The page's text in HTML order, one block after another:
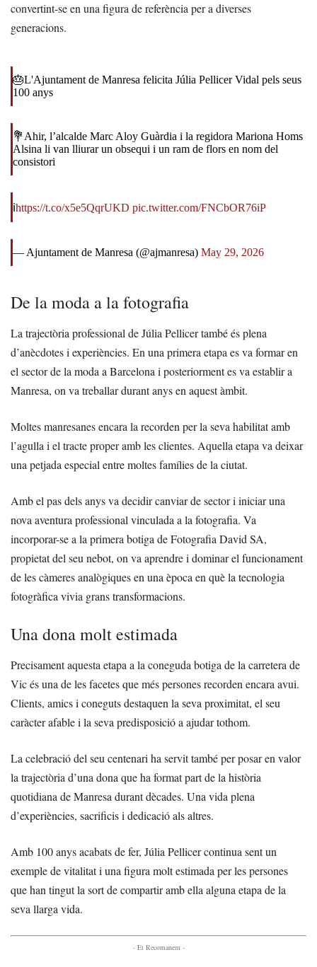
convertint-se en una figura de referència per a diverses
generacions.
🎂L'Ajuntament de Manresa felicita Júlia Pellicer Vidal pels seus
100 anys
💐Ahir, l’alcalde Marc Aloy Guàrdia i la regidora Mariona Homs
Alsina li van lliurar un obsequi i un ram de flors en nom del
consistori
ℹ️https://t.co/x5e5QqrUKD pic.twitter.com/FNCbOR76iP
— Ajuntament de Manresa (@ajmanresa) May 29, 2026
De la moda a la fotografia
La trajectòria professional de Júlia Pellicer també és plena
d’anècdotes i experiències. En una primera etapa es va formar en
el sector de la moda a Barcelona i posteriorment es va establir a
Manresa, on va treballar durant anys en aquest àmbit.
Moltes manresanes encara la recorden per la seva habilitat amb
l’agulla i el tracte proper amb les clientes. Aquella etapa va deixar
una petjada especial entre moltes famílies de la ciutat.
Amb el pas dels anys va decidir canviar de sector i iniciar una
nova aventura professional vinculada a la fotografia. Va
incorporar-se a la primera botiga de Fotografia David SA,
propietat del seu nebot, on va aprendre i dominar el funcionament
de les càmeres analògiques en una època en què la tecnologia
fotogràfica vivia grans transformacions.
Una dona molt estimada
Precisament aquesta etapa a la coneguda botiga de la carretera de
Vic és una de les facetes que més persones recorden encara avui.
Clients, amics i coneguts destaquen la seva proximitat, el seu
caràcter afable i la seva predisposició a ajudar tothom.
La celebració del seu centenari ha servit també per posar en valor
la trajectòria d’una dona que ha format part de la història
quotidiana de Manresa durant dècades. Una vida plena
d’experiències, sacrificis i dedicació als altres.
Amb 100 anys acabats de fer, Júlia Pellicer continua sent un
exemple de vitalitat i una figura molt estimada per les persones
que han tingut la sort de compartir amb ella alguna etapa de la
seva llarga vida.
- Et Recomanem -